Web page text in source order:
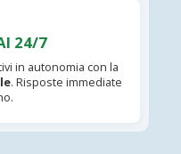
24/7
in autonomia con la
. Risposte immediate